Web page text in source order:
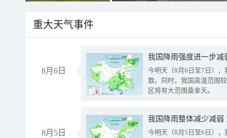
重大天气事件
8月6日
今明天（8月6日至7日）
散。同时，我国高温范围
区将有大范围桑拿天。
8月5日
我国降雨整体减少减弱
今明天（8月5日至6日）